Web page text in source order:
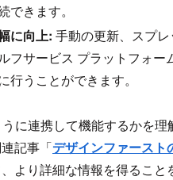
できます。
に向上: 手動の更新、スプ
フサービス プラットフォ
行うことができます。
に連携して機能するかを
記事「デザインファースト
より詳細な情報を得ること